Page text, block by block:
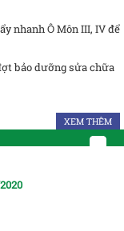
nhanh Ô Môn III, IV để
bảo dưỡng sửa chữa
XEM THÊM